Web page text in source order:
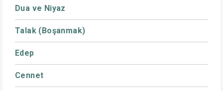
Dua ve Niyaz
Talak (Boşanmak)
Edep
Cennet